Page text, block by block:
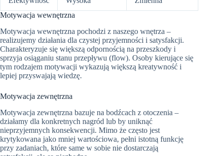
Motywacja wewnętrzna
Motywacja wewnętrzna pochodzi z naszego wnętrza –
realizujemy działania dla czystej przyjemności i satysfakcji.
Charakteryzuje się większą odpornością na przeszkody i
sprzyja osiąganiu stanu przepływu (flow). Osoby kierujące się
tym rodzajem motywacji wykazują większą kreatywność i
lepiej przyswajają wiedzę.
Motywacja zewnętrzna
Motywacja zewnętrzna bazuje na bodźcach z otoczenia –
działamy dla konkretnych nagród lub by uniknąć
nieprzyjemnych konsekwencji. Mimo że często jest
krytykowana jako mniej wartościowa, pełni istotną funkcję
przy zadaniach, które same w sobie nie dostarczają